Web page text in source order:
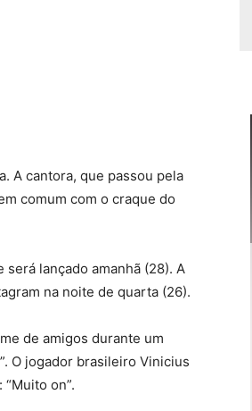
A cantora, que passou pela
comum com o craque do
lançado amanhã (28). A
na noite de quarta (26).
de amigos durante um
O jogador brasileiro Vinicius
on”.